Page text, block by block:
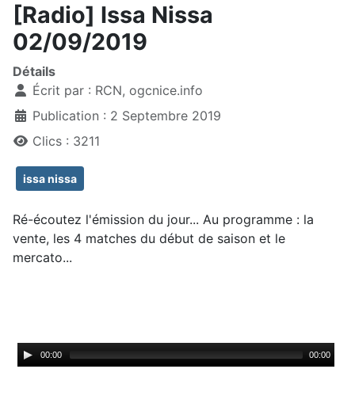
[Radio] Issa Nissa
02/09/2019
Détails
Écrit par : RCN, ogcnice.info
Publication : 2 Septembre 2019
Clics : 3211
issa nissa
Ré-écoutez l'émission du jour... Au programme : la
vente, les 4 matches du début de saison et le
mercato...